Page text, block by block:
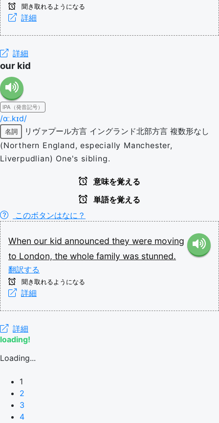
聞き取れるようになる
詳細
詳細
our kid
IPA（発音記号）
/ɑː.kɪd/
名詞 リヴァプール方言 イングランド北部方言 複数形なし
(Northern England, especially Manchester,
Liverpudlian) One's sibling.
意味を覚える
単語を覚える
このボタンはなに？
When our kid announced they were moving
to London, the whole family was stunned.
翻訳する
聞き取れるようになる
詳細
詳細
loading!
Loading...
1
2
3
4